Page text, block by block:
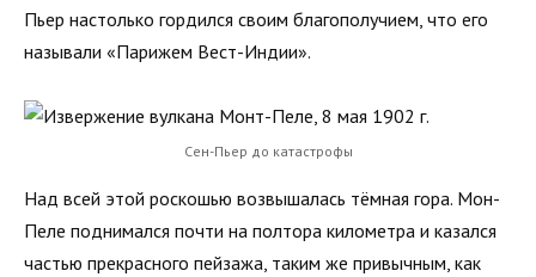
Пьер настолько гордился своим благополучием, что его
называли «Парижем Вест-Индии».
Сен-Пьер до катастрофы
Над всей этой роскошью возвышалась тёмная гора. Мон-
Пеле поднимался почти на полтора километра и казался
частью прекрасного пейзажа, таким же привычным, как